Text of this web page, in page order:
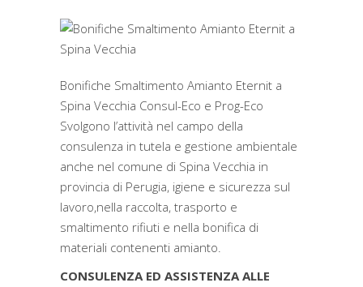
Bonifiche Smaltimento Amianto Eternit a
Spina Vecchia Consul-Eco e Prog-Eco
Svolgono l’attività nel campo della
consulenza in tutela e gestione ambientale
anche nel comune di Spina Vecchia in
provincia di Perugia, igiene e sicurezza sul
lavoro,nella raccolta, trasporto e
smaltimento rifiuti e nella bonifica di
materiali contenenti amianto.
CONSULENZA ED ASSISTENZA ALLE